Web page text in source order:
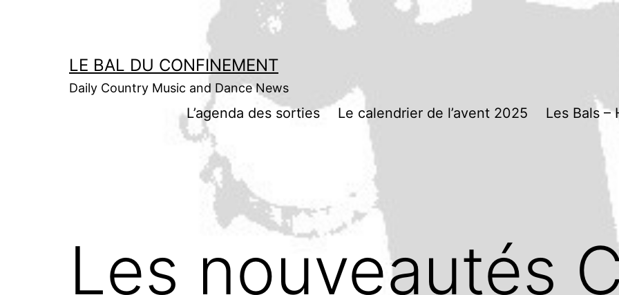
LE BAL DU CONFINEMENT
Daily Country Music and Dance News
L’agenda des sorties Le calendrier de l’avent 2025 Les Bals –
Les nouveautés